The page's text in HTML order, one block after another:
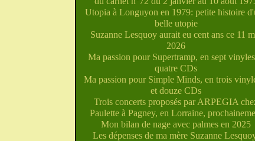
Utopia à Longuyon en 1979: petite histoire
belle utopie
Suzanne Lesquoy aurait eu cent ans ce 11
2026
Ma passion pour Supertramp, en sept
quatre CDs
Ma passion pour Simple Minds, en trois
et douze CDs
Trois concerts proposés par ARPEGIA
Paulette à Pagney, en Lorraine,
Mon bilan de nage avec palmes en 2025
Les dépenses de ma mère Suzanne